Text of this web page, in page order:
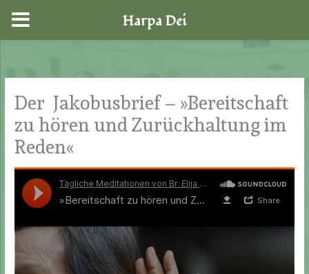
springen
Der Jakobusbrief – »Bereitschaft
zu hören und Zurückhaltung im
Reden«
Harpa Dei